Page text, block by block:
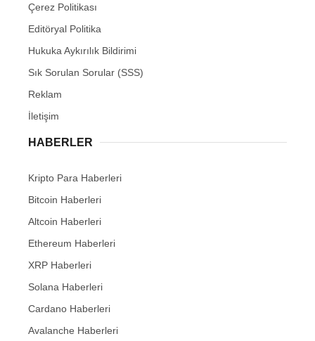
Çerez Politikası
Editöryal Politika
Hukuka Aykırılık Bildirimi
Sık Sorulan Sorular (SSS)
Reklam
İletişim
HABERLER
Kripto Para Haberleri
Bitcoin Haberleri
Altcoin Haberleri
Ethereum Haberleri
XRP Haberleri
Solana Haberleri
Cardano Haberleri
Avalanche Haberleri